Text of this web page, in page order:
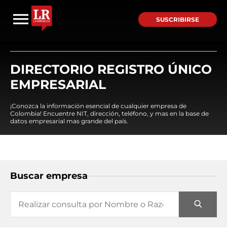
SUSCRIBIRSE
DIRECTORIO REGISTRO ÚNICO
EMPRESARIAL
¡Conozca la información esencial de cualquier empresa de
Colombia! Encuentre NIT, dirección, teléfono, y mas en la base de
datos empresarial mas grande del país.
Buscar empresa